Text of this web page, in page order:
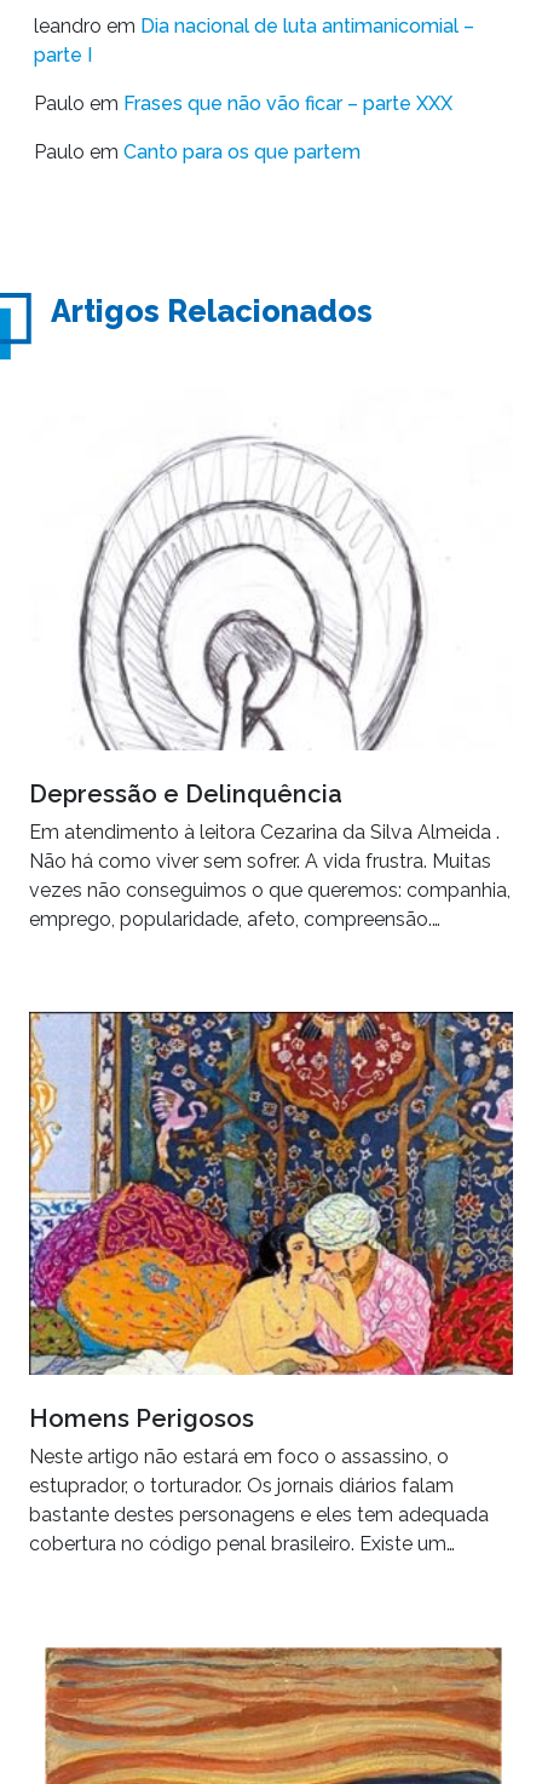
leandro em Dia nacional de luta antimanicomial –
parte I
Paulo em Frases que não vão ficar – parte XXX
Paulo em Canto para os que partem
Artigos Relacionados
Depressão e Delinquência
Em atendimento à leitora Cezarina da Silva Almeida .
Não há como viver sem sofrer. A vida frustra. Muitas
vezes não conseguimos o que queremos: companhia,
emprego, popularidade, afeto, compreensão.…
Homens Perigosos
Neste artigo não estará em foco o assassino, o
estuprador, o torturador. Os jornais diários falam
bastante destes personagens e eles tem adequada
cobertura no código penal brasileiro. Existe um…